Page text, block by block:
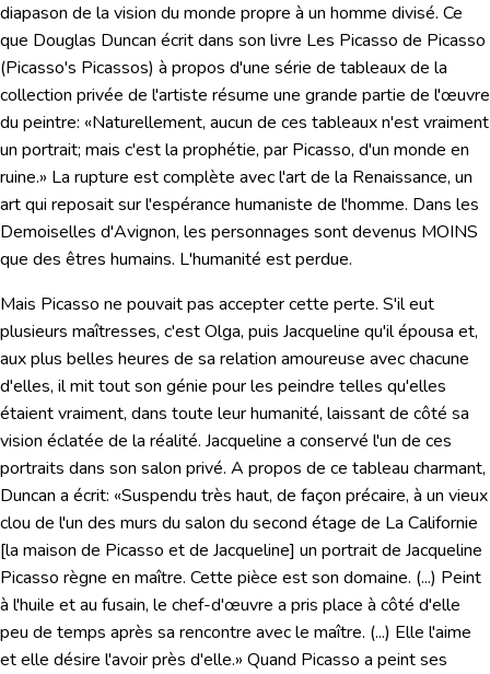
diapason de la vision du monde propre à un homme divisé. Ce
que Douglas Duncan écrit dans son livre Les Picasso de Picasso
(Picasso's Picassos) à propos d'une série de tableaux de la
collection privée de l'artiste résume une grande partie de l'œuvre
du peintre: «Naturellement, aucun de ces tableaux n'est vraiment
un portrait; mais c'est la prophétie, par Picasso, d'un monde en
ruine.» La rupture est complète avec l'art de la Renaissance, un
art qui reposait sur l'espérance humaniste de l'homme. Dans les
Demoiselles d'Avignon, les personnages sont devenus MOINS
que des êtres humains. L'humanité est perdue.
Mais Picasso ne pouvait pas accepter cette perte. S'il eut
plusieurs maîtresses, c'est Olga, puis Jacqueline qu'il épousa et,
aux plus belles heures de sa relation amoureuse avec chacune
d'elles, il mit tout son génie pour les peindre telles qu'elles
étaient vraiment, dans toute leur humanité, laissant de côté sa
vision éclatée de la réalité. Jacqueline a conservé l'un de ces
portraits dans son salon privé. A propos de ce tableau charmant,
Duncan a écrit: «Suspendu très haut, de façon précaire, à un vieux
clou de l'un des murs du salon du second étage de La Californie
[la maison de Picasso et de Jacqueline] un portrait de Jacqueline
Picasso règne en maître. Cette pièce est son domaine. (...) Peint
à l'huile et au fusain, le chef-d'œuvre a pris place à côté d'elle
peu de temps après sa rencontre avec le maître. (...) Elle l'aime
et elle désire l'avoir près d'elle.» Quand Picasso a peint ses